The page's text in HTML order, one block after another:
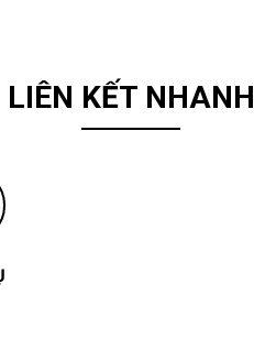
LIÊN KẾT NHANH